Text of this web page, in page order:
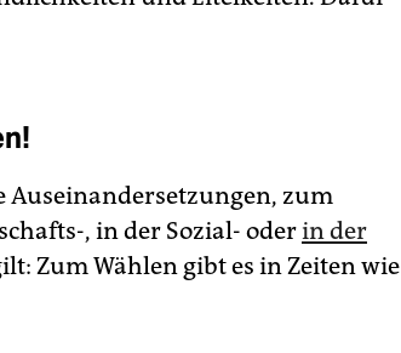
Auseinandersetzungen, zum
, in der Sozial- oderin der
Zum Wählen gibt es in Zeiten wie